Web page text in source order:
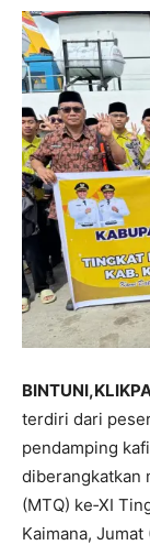
terdiri dari
pendamping
diberangkatkan
(MTQ) ke‑XI
Kaimana,